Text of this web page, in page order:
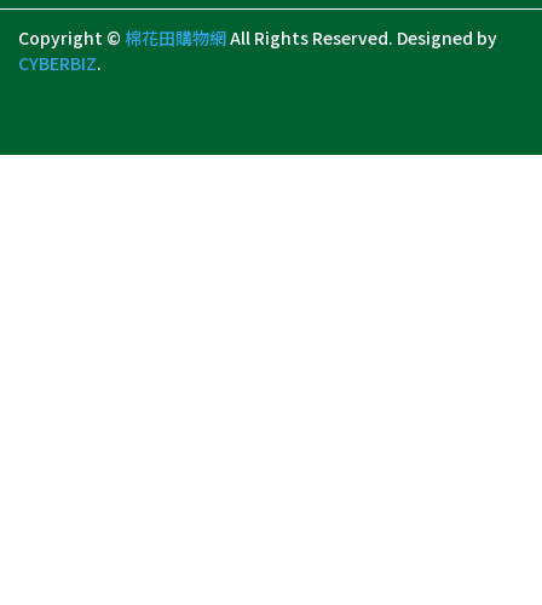
Copyright © 棉花田購物網All Rights Reserved. Designed by
CYBERBIZ.